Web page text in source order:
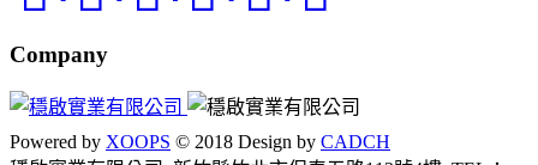
Company
Powered by XOOPS © 2018 Design by CADCH